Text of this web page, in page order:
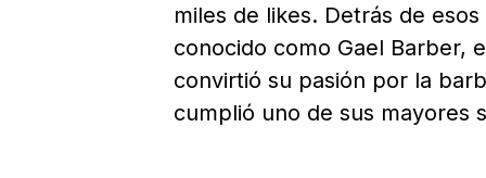
miles de likes. Detrás de
conocido como Gael Barber,
convirtió su pasión por la
cumplió uno de sus mayores